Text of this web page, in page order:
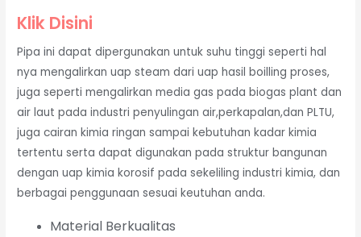
Klik Disini
Pipa ini dapat dipergunakan untuk suhu tinggi seperti hal
nya mengalirkan uap steam dari uap hasil boilling proses,
juga seperti mengalirkan media gas pada biogas plant dan
air laut pada industri penyulingan air,perkapalan,dan PLTU,
juga cairan kimia ringan sampai kebutuhan kadar kimia
tertentu serta dapat digunakan pada struktur bangunan
dengan uap kimia korosif pada sekeliling industri kimia, dan
berbagai penggunaan sesuai keutuhan anda.
Material Berkualitas